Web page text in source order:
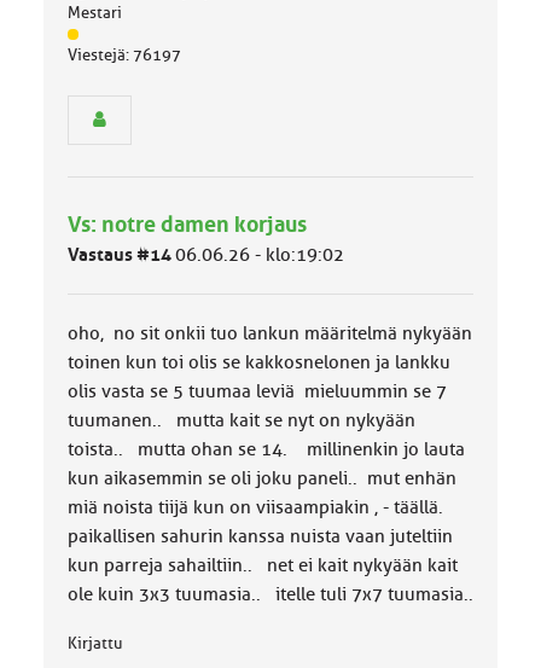
Mestari
J
ä
m
ä
k
k
a
Viestejä: 76197
Vs: notre damen korjaus
Vastaus #1406.06.26 - klo:19:02
oho, no sit onkii tuo lankun määritelmä nykyään
toinen kun toi olis se kakkosnelonen ja lankku
olis vasta se 5 tuumaa leviä mieluummin se 7
tuumanen.. mutta kait se nyt on nykyään
toista.. mutta ohan se 14. millinenkin jo lauta
kun aikasemmin se oli joku paneli.. mut enhän
miä noista tiijä kun on viisaampiakin , - täällä.
paikallisen sahurin kanssa nuista vaan juteltiin
kun parreja sahailtiin.. net ei kait nykyään kait
ole kuin 3x3 tuumasia.. itelle tuli 7x7 tuumasia..
Kirjattu